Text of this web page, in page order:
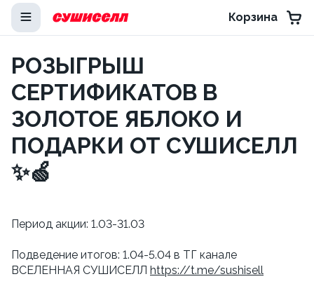
Корзина
РОЗЫГРЫШ
СЕРТИФИКАТОВ В
ЗОЛОТОЕ ЯБЛОКО И
ПОДАРКИ ОТ СУШИСЕЛЛ
✨🍏
Период акции: 1.03-31.03
Подведение итогов: 1.04-5.04 в ТГ канале
ВСЕЛЕННАЯ СУШИСЕЛЛ https://t.me/sushisell